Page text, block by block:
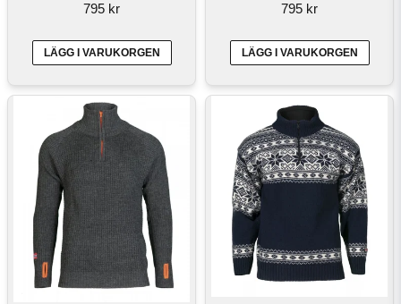
795 kr
LÄGG I VARUKORGEN
795 kr
LÄGG I VARUKORGEN